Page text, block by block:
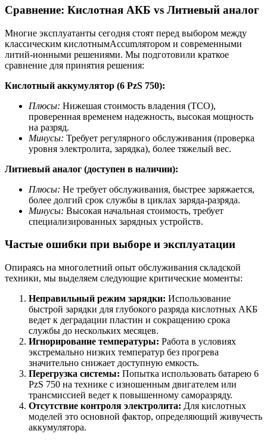
Сравнение: Кислотная АКБ vs Литиевый аналог
Многие эксплуатанты сегодня стоят перед выбором между
классическим кислотнымAccumлятором и современными
литий-ионными решениями. Мы подготовили краткое
сравнение для принятия решения:
Кислотный аккумулятор (6 PzS 750):
Плюсы: Нижешая стоимость владения (TCO),
проверенная временем надежность, высокая мощность
на разряд.
Минусы: Требует регулярного обслуживания (проверка
уровня электролита, зарядка), более тяжелый вес.
Литиевый аналог (доступен в наличии):
Плюсы: Не требует обслуживания, быстрее заряжается,
более долгий срок службы в циклах заряда-разряда.
Минусы: Высокая начальная стоимость, требует
специализированных зарядных устройств.
Частые ошибки при выборе и эксплуатации
Опираясь на многолетний опыт обслуживания складской
техники, мы выделяем следующие критические моменты:
Неправильный режим зарядки: Использование
быстрой зарядки для глубокого разряда кислотных АКБ
ведет к деградации пластин и сокращению срока
службы до нескольких месяцев.
Игнорирование температуры: Работа в условиях
экстремально низких температур без прогрева
значительно снижает доступную емкость.
Перегрузка системы: Попытка использовать батарею 6
PzS 750 на технике с изношенным двигателем или
трансмиссией ведет к повышенному саморазряду.
Отсутствие контроля электролита: Для кислотных
моделей это основной фактор, определяющий живучесть
аккумулятора.